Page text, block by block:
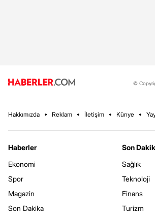
©
Hakkımızda Reklam İletişim Künye
Haberler
Ekonomi
Spor
Magazin
Son Dakika
Son
Sağlık
Teknoloji
Finans
Turizm